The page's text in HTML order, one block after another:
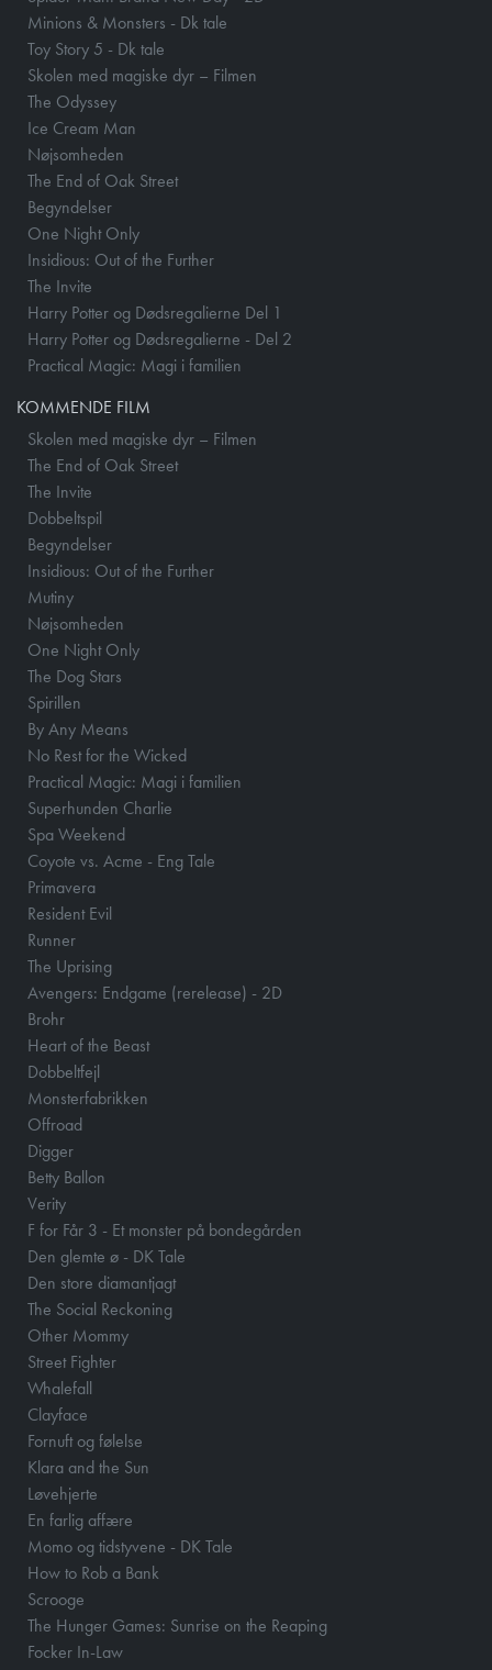
Minions & Monsters - Dk tale
Toy Story 5 - Dk tale
Skolen med magiske dyr – Filmen
The Odyssey
Ice Cream Man
Nøjsomheden
The End of Oak Street
Begyndelser
One Night Only
Insidious: Out of the Further
The Invite
Harry Potter og Dødsregalierne Del 1
Harry Potter og Dødsregalierne - Del 2
Practical Magic: Magi i familien
KOMMENDE FILM
Skolen med magiske dyr – Filmen
The End of Oak Street
The Invite
Dobbeltspil
Begyndelser
Insidious: Out of the Further
Mutiny
Nøjsomheden
One Night Only
The Dog Stars
Spirillen
By Any Means
No Rest for the Wicked
Practical Magic: Magi i familien
Superhunden Charlie
Spa Weekend
Coyote vs. Acme - Eng Tale
Primavera
Resident Evil
Runner
The Uprising
Avengers: Endgame (rerelease) - 2D
Brohr
Heart of the Beast
Dobbeltfejl
Monsterfabrikken
Offroad
Digger
Betty Ballon
Verity
F for Får 3 - Et monster på bondegården
Den glemte ø - DK Tale
Den store diamantjagt
The Social Reckoning
Other Mommy
Street Fighter
Whalefall
Clayface
Fornuft og følelse
Klara and the Sun
Løvehjerte
En farlig affære
Momo og tidstyvene - DK Tale
How to Rob a Bank
Scrooge
The Hunger Games: Sunrise on the Reaping
Focker In-Law